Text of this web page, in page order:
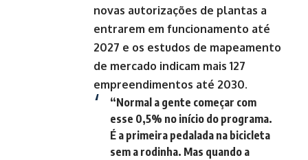
novas autorizações de plantas a
entrarem em funcionamento até
2027 e os estudos de mapeamento
de mercado indicam mais 127
empreendimentos até 2030.
“Normal a gente começar com
esse 0,5% no início do programa.
É a primeira pedalada na bicicleta
sem a rodinha. Mas quando a